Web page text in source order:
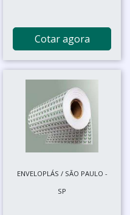
Cotar agora
ENVELOPLÁS / SÃO PAULO -
SP